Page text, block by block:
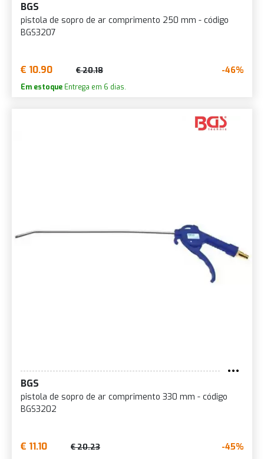
BGS
pistola de sopro de ar comprimento 250 mm - código
BGS3207
€ 10.90 € 20.18 -46%
Em estoque Entrega em 6 dias.
BGS
pistola de sopro de ar comprimento 330 mm - código
BGS3202
€ 11.10 € 20.23 -45%